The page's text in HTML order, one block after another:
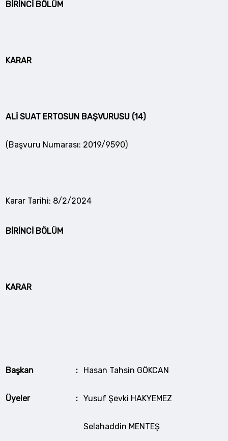
BİRİNCİ BÖLÜM
KARAR
ALİ SUAT ERTOSUN BAŞVURUSU (14)
(Başvuru Numarası: 2019/9590)
Karar Tarihi: 8/2/2024
BİRİNCİ BÖLÜM
KARAR
Başkan : Hasan Tahsin GÖKCAN
Üyeler : Yusuf Şevki HAKYEMEZ
Selahaddin MENTEŞ